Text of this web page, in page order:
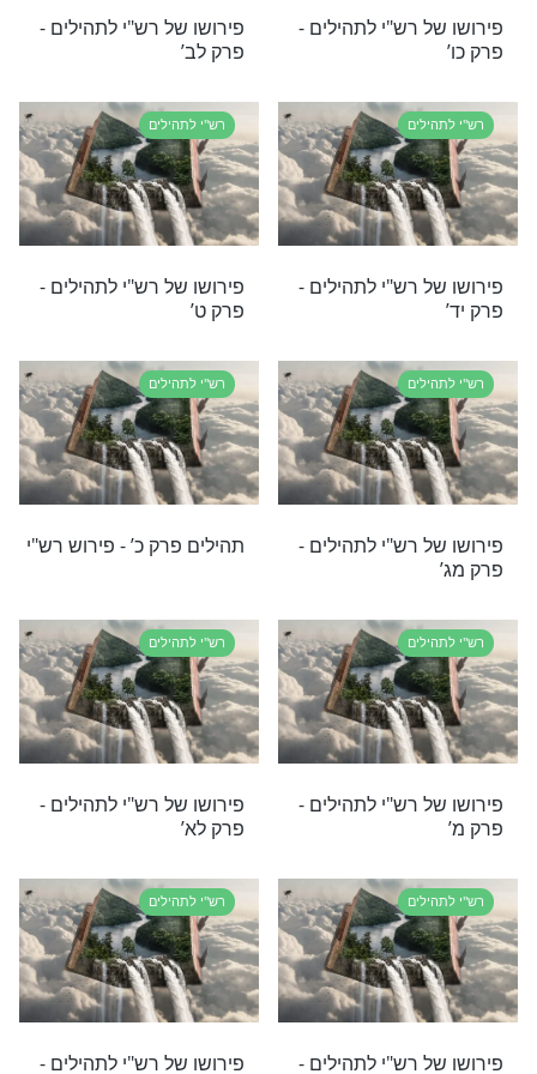
רש"י לתהילים -
רש"י לתהילים
פירושו של רש"י לתהילים -
פרק ג’
רש"י לתהילים -
רש"י לתהילים
פירושו של רש"י לתהילים -
פרק ב’
רש"י לתהילים -
פירושו של רש"י לתהילים -
פרק לב’